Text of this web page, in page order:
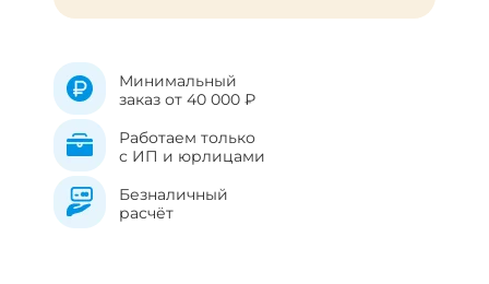
Минимальный
заказ от 40 000 ₽
Работаем только
с ИП и юрлицами
Безналичный
расчёт